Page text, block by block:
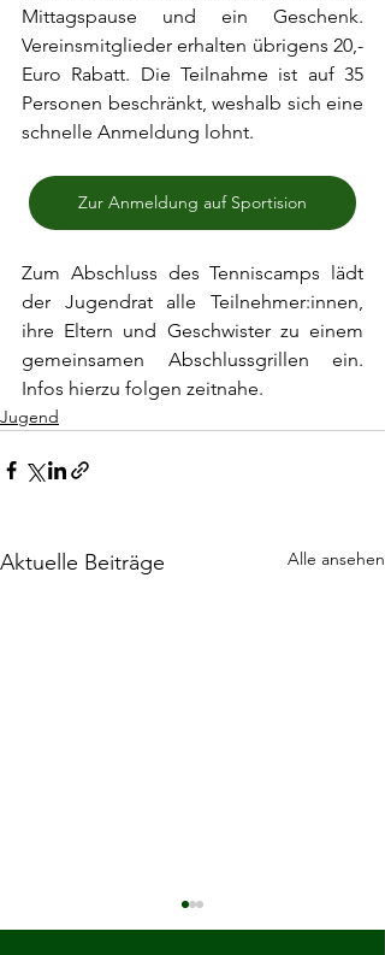
Mittagspause und ein Geschenk.
Vereinsmitglieder erhalten übrigens 20,-
Euro Rabatt. Die Teilnahme ist auf 35
Personen beschränkt, weshalb sich eine
schnelle Anmeldung lohnt.
Zur Anmeldung auf Sportision
Zum Abschluss des Tenniscamps lädt
der Jugendrat alle Teilnehmer:innen,
ihre Eltern und Geschwister zu einem
gemeinsamen Abschlussgrillen ein.
Infos hierzu folgen zeitnahe.
Jugend
Aktuelle Beiträge Alle ansehen